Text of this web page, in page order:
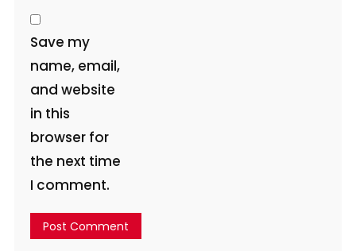
Save my
name, email,
and website
in this
browser for
the next time
I comment.